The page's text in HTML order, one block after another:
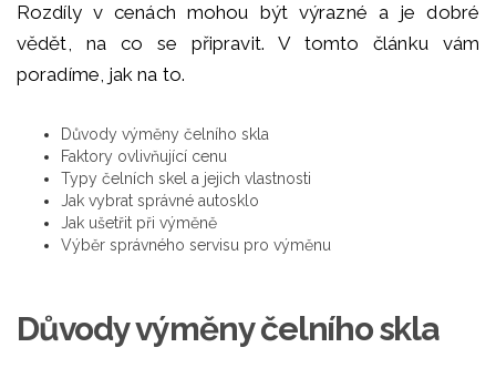
Rozdíly v cenách mohou být výrazné a je dobré
vědět, na co se připravit. V tomto článku vám
poradíme, jak na to.
Důvody výměny čelního skla
Faktory ovlivňující cenu
Typy čelních skel a jejich vlastnosti
Jak vybrat správné autosklo
Jak ušetřit při výměně
Výběr správného servisu pro výměnu
Důvody výměny čelního skla